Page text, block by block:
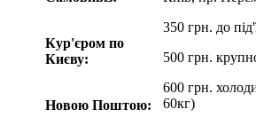
Кур'єром по
Києву:
Новою Поштою:
350 грн. до
500 грн.
600 грн.
60кг)